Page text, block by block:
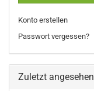
Konto erstellen
Passwort vergessen?
Zuletzt angesehen